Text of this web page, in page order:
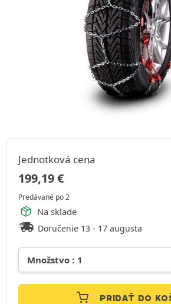
Jednotková cena
199,19€
Predávané po 2
Na sklade
Doručenie 13 - 17 augusta
PRIDAŤ DO